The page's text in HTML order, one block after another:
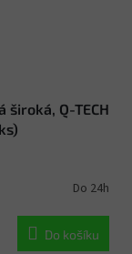
Q-TECH
Do 24h
Do košíku